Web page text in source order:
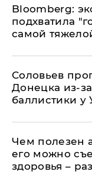
Bloomberg:
подхватила
самой
Соловьев
Донецка из-
баллистики у
Чем полезен
его можно
здоровья –